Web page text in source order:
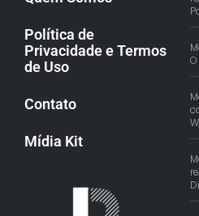
Política de
Privacidade e Termos
de Uso
Contato
Mídia Kit